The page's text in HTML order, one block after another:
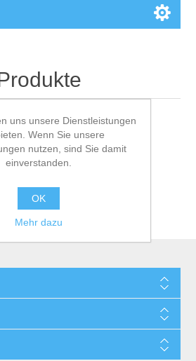
uns unsere Dienstleistungen
Wenn Sie unsere
nutzen, sind Sie damit
einverstanden.
OK
Mehr dazu